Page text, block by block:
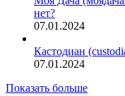
нет?
07.01.2024
Кастодиан
07.01.2024
Показать больше